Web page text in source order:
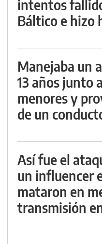
intentos
Báltico e hizo
Manejaba un
13 años junto
menores y
de un
Así fue el
un influencer
mataron en
transmisión